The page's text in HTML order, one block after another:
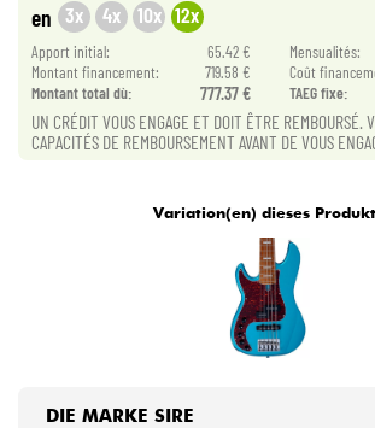
Bundle
Sehen Sie sich unsere Marken
en 3x 4x 10x 12x
Apport initial: 65.42 € Mensualités:
Montant financement:
719.58 € Coût
Montant total dù:
777.37 € TAEG fixe:
UN CRÉDIT VOUS ENGAGE ET DOIT ÊTRE REMBOURSÉ.
CAPACITÉS DE REMBOURSEMENT AVANT DE VOUS
Variation(en) dieses
DIE MARKE SIRE